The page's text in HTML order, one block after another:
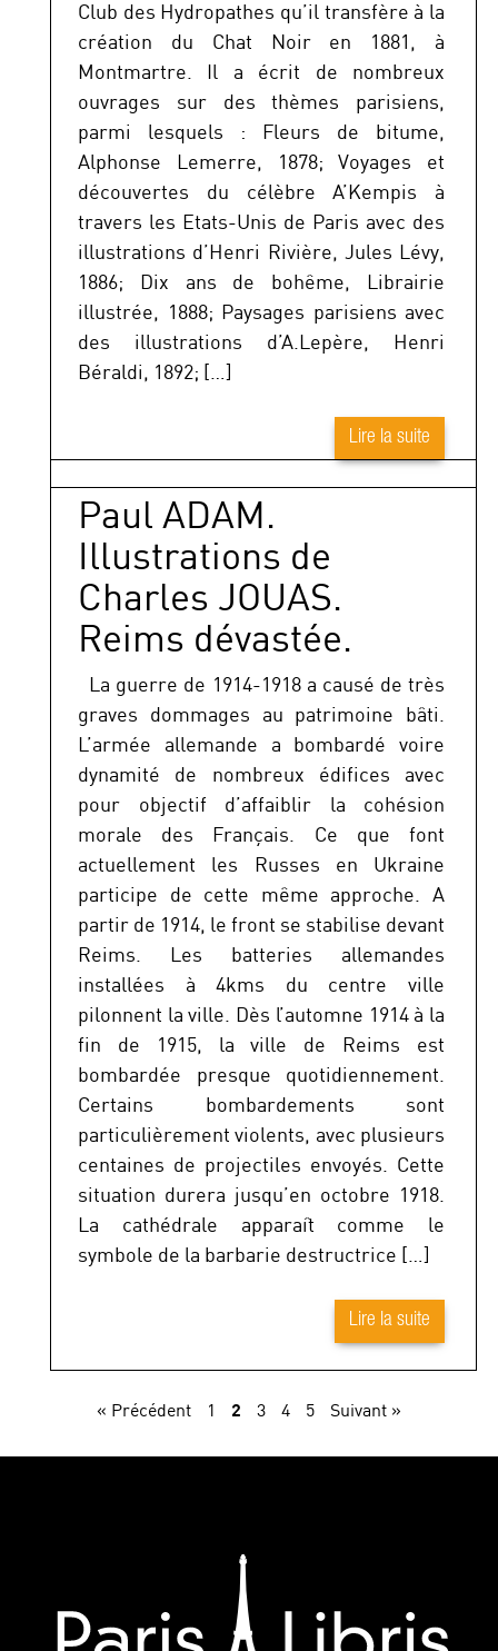
Club des Hydropathes qu’il transfère à la
création du Chat Noir en 1881, à
Montmartre. Il a écrit de nombreux
ouvrages sur des thèmes parisiens,
parmi lesquels : Fleurs de bitume,
Alphonse Lemerre, 1878; Voyages et
découvertes du célèbre A’Kempis à
travers les Etats-Unis de Paris avec des
illustrations d’Henri Rivière, Jules Lévy,
1886; Dix ans de bohême, Librairie
illustrée, 1888; Paysages parisiens avec
des illustrations d’A.Lepère, Henri
Béraldi, 1892; […]
Lire la suite
Paul ADAM.
Illustrations de
Charles JOUAS.
Reims dévastée.
La guerre de 1914-1918 a causé de très
graves dommages au patrimoine bâti.
L’armée allemande a bombardé voire
dynamité de nombreux édifices avec
pour objectif d’affaiblir la cohésion
morale des Français. Ce que font
actuellement les Russes en Ukraine
participe de cette même approche. A
partir de 1914, le front se stabilise devant
Reims. Les batteries allemandes
installées à 4kms du centre ville
pilonnent la ville. Dès l’automne 1914 à la
fin de 1915, la ville de Reims est
bombardée presque quotidiennement.
Certains bombardements sont
particulièrement violents, avec plusieurs
centaines de projectiles envoyés. Cette
situation durera jusqu’en octobre 1918.
La cathédrale apparaît comme le
symbole de la barbarie destructrice […]
Lire la suite
« Précédent 1 2 3 4 5 Suivant »